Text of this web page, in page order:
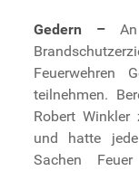
Gedern –An
Feuerwehren
teilnehmen.
Robert Winkler
und hatte
Sachen